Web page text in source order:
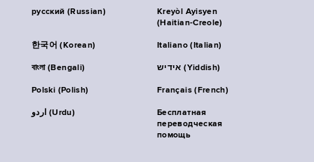
русский (Russian)
Kreyòl Ayisyen
(Haitian-Creole)
한국어 (Korean) Italiano (Italian)
বাংলা (Bengali) אידיש (Yiddish)
Polski (Polish) Français (French)
اردو (Urdu)
Бесплатная
переводческая
помощь